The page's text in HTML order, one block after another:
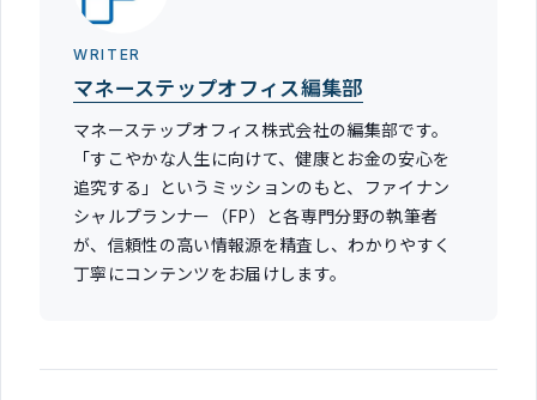
WRITER
マネーステップオフィス編集部
マネーステップオフィス株式会社の編集部です。
「すこやかな人生に向けて、健康とお金の安心を
追究する」というミッションのもと、ファイナン
シャルプランナー（FP）と各専門分野の執筆者
が、信頼性の高い情報源を精査し、わかりやすく
丁寧にコンテンツをお届けします。